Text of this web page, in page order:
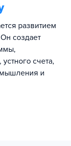
развитием
создает
счета,
мышления и